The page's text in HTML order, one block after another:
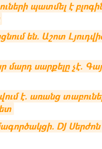
պատմել է
են. Աշոտ
մարդ սարքելը չէ.
է. առանց
DJ Սերժոն